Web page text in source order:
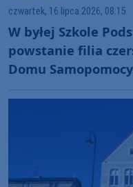
czwartek, 16 lipca 2026, 08:15
W byłej Szkole
powstanie filia
Domu